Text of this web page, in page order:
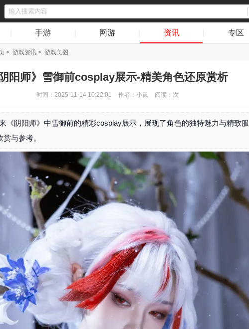
手游 网游 资讯 专区
> 游戏资讯 > 游戏美图
阴阳师》雪御前cosplay展示-精美角色还原赏析
时间：2025-11-14 10:22:01 作者：小岚 阅读： 次
《阴阳师》中雪御前的精彩cosplay展示，展现了角色的独特魅力与精致服
与参考。